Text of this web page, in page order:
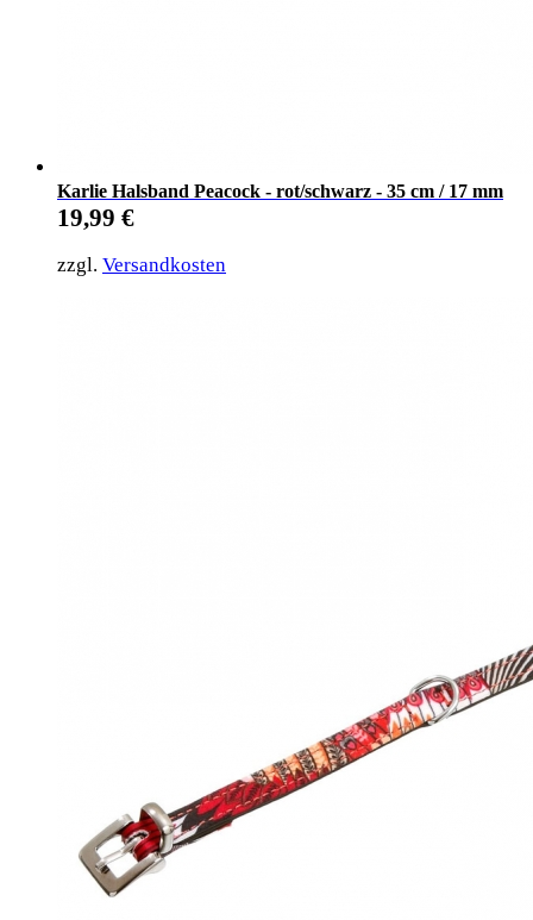
Karlie Halsband Peacock - rot/schwarz - 35 cm / 17 mm
19,99 €
zzgl. Versandkosten